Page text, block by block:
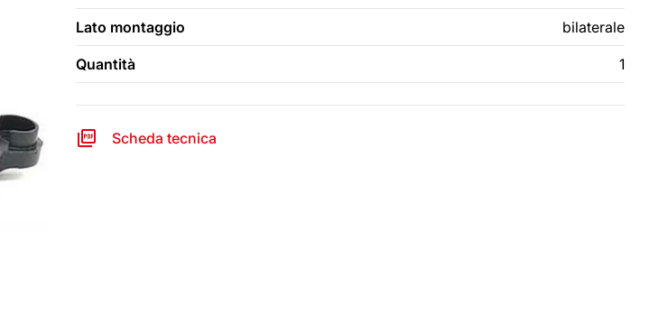
Lato montaggio bilaterale
Quantità 1
Scheda tecnica